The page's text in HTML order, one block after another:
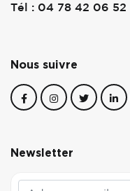
Tél : 04 78 42 06 52
Nous suivre
Newsletter